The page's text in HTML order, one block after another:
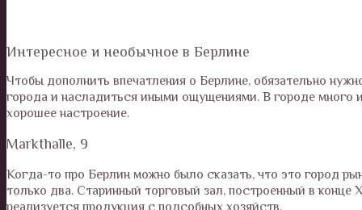
Интересное и необычное в Берлине
Чтобы дополнить впечатления о Берлине, обязательно
города и насладиться иными ощущениями. В городе много
хорошее настроение.
Markthalle, 9
Когда-то про Берлин можно было сказать, что это город
только два. Старинный торговый зал, построенный в
реализуется продукция с подсобных хозяйств.